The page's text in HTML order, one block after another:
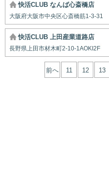
快活CLUB なんば心斎橋店
大阪府大阪市中央区心斎橋筋1-3-31
快活CLUB 上田産業道路店
長野県上田市材木町2-10-1AOKI2F
前へ 11 12 13